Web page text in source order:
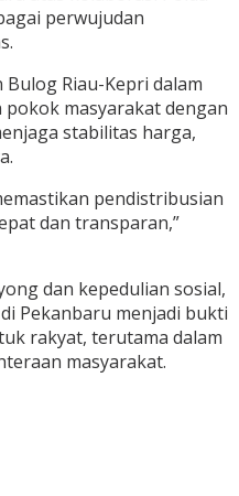
perwujudan
Bulog Riau-Kepri dalam
masyarakat dengan
stabilitas harga,
pendistribusian
dan transparan,”
dan kepedulian sosial,
Pekanbaru menjadi bukti
rakyat, terutama dalam
masyarakat.